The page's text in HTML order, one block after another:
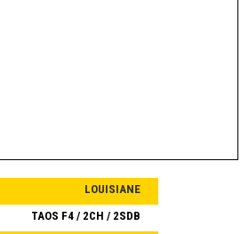
LOUISIANE
TAOS F4 / 2CH / 2SDB